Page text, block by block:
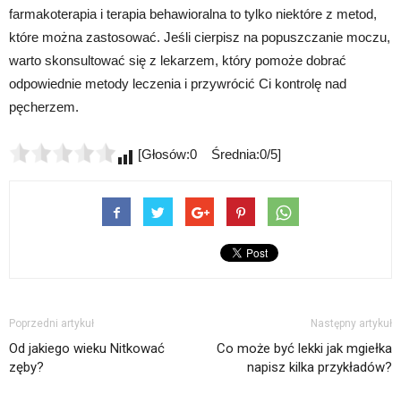
farmakoterapia i terapia behawioralna to tylko niektóre z metod,
które można zastosować. Jeśli cierpisz na popuszczanie moczu,
warto skonsultować się z lekarzem, który pomoże dobrać
odpowiednie metody leczenia i przywrócić Ci kontrolę nad
pęcherzem.
[Głosów:0 Średnia:0/5]
Poprzedni artykuł
Od jakiego wieku Nitkować
zęby?
Następny artykuł
Co może być lekki jak mgiełka
napisz kilka przykładów?